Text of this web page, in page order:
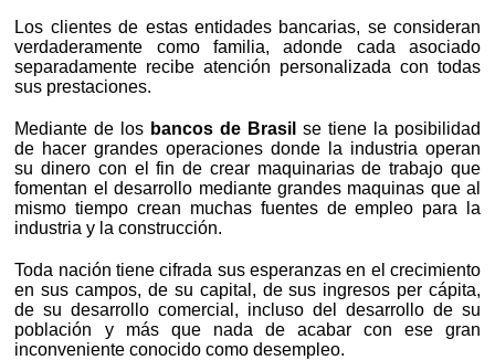
Los clientes de estas entidades bancarias, se consideran
verdaderamente como familia, adonde cada asociado
separadamente recibe atención personalizada con todas
sus prestaciones.
Mediante de los bancos de Brasil se tiene la posibilidad
de hacer grandes operaciones donde la industria operan
su dinero con el fin de crear maquinarias de trabajo que
fomentan el desarrollo mediante grandes maquinas que al
mismo tiempo crean muchas fuentes de empleo para la
industria y la construcción.
Toda nación tiene cifrada sus esperanzas en el crecimiento
en sus campos, de su capital, de sus ingresos per cápita,
de su desarrollo comercial, incluso del desarrollo de su
población y más que nada de acabar con ese gran
inconveniente conocido como desempleo.